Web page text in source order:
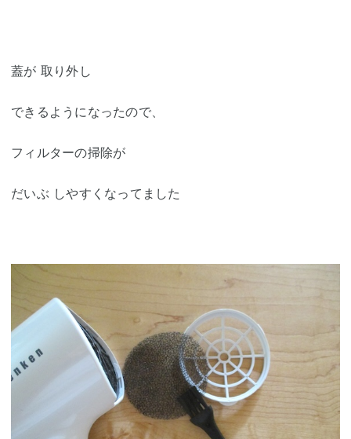
蓋が 取り外し
できるようになったので、
フィルターの掃除が
だいぶ しやすくなってました